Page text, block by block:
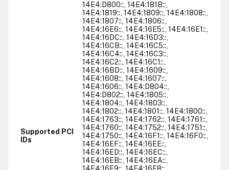
Supported PCI
IDs
14E4:D800::, 14E4:181B::,
14E4:1819::, 14E4:1809::, 14E4:1808::,
14E4:1807::, 14E4:1806::,
14E4:16E6::, 14E4:16E5::, 14E4:16E1::,
14E4:16DC::, 14E4:16D3::,
14E4:16CB::, 14E4:16C5::,
14E4:16C4::, 14E4:16C3::,
14E4:16C2::, 14E4:16C1::,
14E4:16BD::, 14E4:1609::,
14E4:1608::, 14E4:1607::,
14E4:1606::, 14E4:D804::,
14E4:D802::, 14E4:1805::,
14E4:1804::, 14E4:1803::,
14E4:1802::, 14E4:1801::, 14E4:1800::,
14E4:1763::, 14E4:1762::, 14E4:1761::,
14E4:1760::, 14E4:1752::, 14E4:1751::,
14E4:1750::, 14E4:16F1::, 14E4:16F0::,
14E4:16EF::, 14E4:16EE::,
14E4:16ED::, 14E4:16EC::,
14E4:16EB::, 14E4:16EA::,